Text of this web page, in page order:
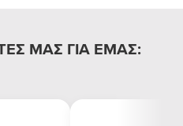
ΜΑΣ ΓΙΑ ΕΜΑΣ: